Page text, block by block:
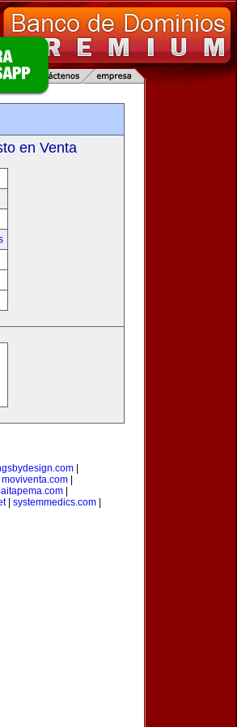
en Venta
|
moviventa.com
| systemmedics.com